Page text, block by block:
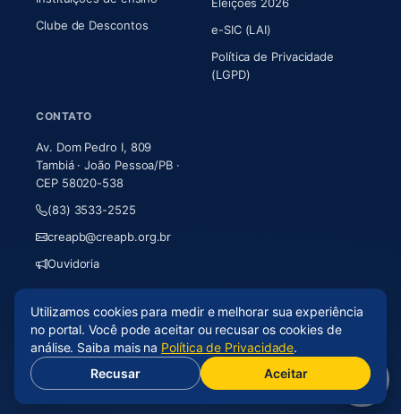
Clube de Descontos
e-SIC (LAI)
Política de Privacidade
(LGPD)
CONTATO
Av. Dom Pedro I, 809
Tambiá · João Pessoa/PB ·
CEP 58020-538
(83) 3533-2525
creapb@creapb.org.br
Ouvidoria
© 2026 CREA-PB · Todos os direitos reservados
Acessibilidade
Mapa do site· LGPD
Desenvolvido porAxium Analytics(abre em nova aba)
Utilizamos cookies para medir e melhorar sua experiência
no portal. Você pode aceitar ou recusar os cookies de
análise. Saiba mais na Política de Privacidade.
Recusar
Aceitar